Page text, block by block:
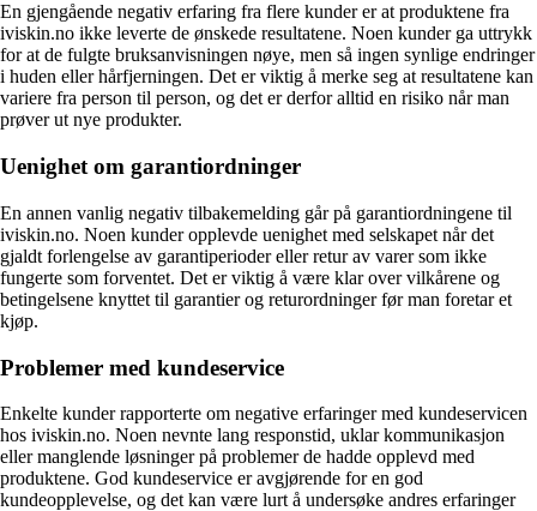
En gjengående negativ erfaring fra flere kunder er at produktene fra
iviskin.no ikke leverte de ønskede resultatene. Noen kunder ga uttrykk
for at de fulgte bruksanvisningen nøye, men så ingen synlige endringer
i huden eller hårfjerningen. Det er viktig å merke seg at resultatene kan
variere fra person til person, og det er derfor alltid en risiko når man
prøver ut nye produkter.
Uenighet om garantiordninger
En annen vanlig negativ tilbakemelding går på garantiordningene til
iviskin.no. Noen kunder opplevde uenighet med selskapet når det
gjaldt forlengelse av garantiperioder eller retur av varer som ikke
fungerte som forventet. Det er viktig å være klar over vilkårene og
betingelsene knyttet til garantier og returordninger før man foretar et
kjøp.
Problemer med kundeservice
Enkelte kunder rapporterte om negative erfaringer med kundeservicen
hos iviskin.no. Noen nevnte lang responstid, uklar kommunikasjon
eller manglende løsninger på problemer de hadde opplevd med
produktene. God kundeservice er avgjørende for en god
kundeopplevelse, og det kan være lurt å undersøke andres erfaringer